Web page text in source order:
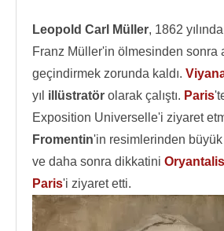
Leopold Carl Müller, 1862
Franz Müller'in ölmesinden sonra
geçindirmek zorunda kaldı.
yıl illüstratör olarak çalıştı. Paris
Exposition Universelle'i ziyaret
Fromentin'in resimlerinden
ve daha sonra dikkatini
Paris'i ziyaret etti.